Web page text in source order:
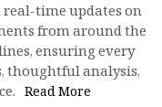
time updates on
from around the
ensuring every
thoughtful analysis,
Read More